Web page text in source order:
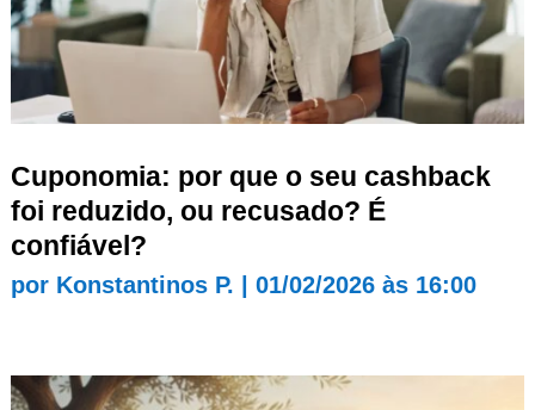
Cuponomia: por que o seu cashback
foi reduzido, ou recusado? É
confiável?
por Konstantinos P. 01/02/2026 às 16:00